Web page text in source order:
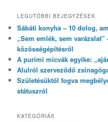
LEGUTÓBBI BEJEGYZÉSEK
Sábáti konyha – 10 dolog,
„Sem emlék, sem varázslat”
közösségépítésről
A purimi micvák egyike:
Alulról szerveződő
Születésüktől fogva
státuszról
KATEGÓRIÁK